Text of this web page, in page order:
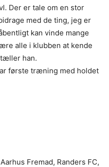
Der er tale om en stor
med de ting, jeg er
kan vinde mange
alle i klubben at kende
han.
første træning med holdet
Fremad, Randers FC,